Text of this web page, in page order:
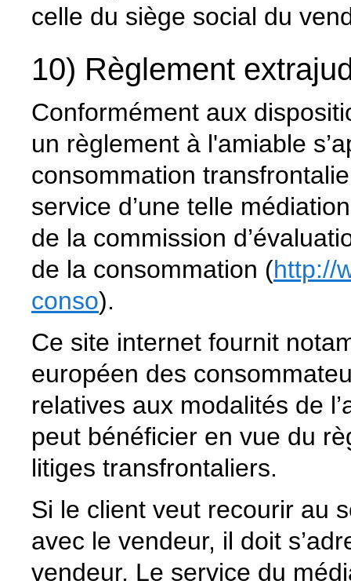
celle du siège social du
10) Règlement
Conformément aux
un règlement à l'amiable
consommation
service d’une telle
de la commission
de la consommation (http://
conso).
Ce site internet fournit
européen des
relatives aux modalités de
peut bénéficier en vue du
litiges transfrontaliers.
Si le client veut recourir au
avec le vendeur, il doit
vendeur. Le service du